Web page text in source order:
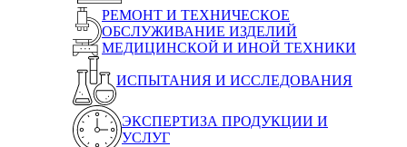
РЕМОНТ И ТЕХНИЧЕСКОЕ
ОБСЛУЖИВАНИЕ ИЗДЕЛИЙ
МЕДИЦИНСКОЙ И ИНОЙ ТЕХНИКИ
ИСПЫТАНИЯ И ИССЛЕДОВАНИЯ
ЭКСПЕРТИЗА ПРОДУКЦИИ И
УСЛУГ